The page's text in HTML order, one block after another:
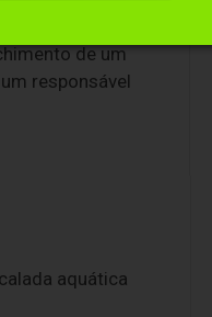
de um
responsável
aquática